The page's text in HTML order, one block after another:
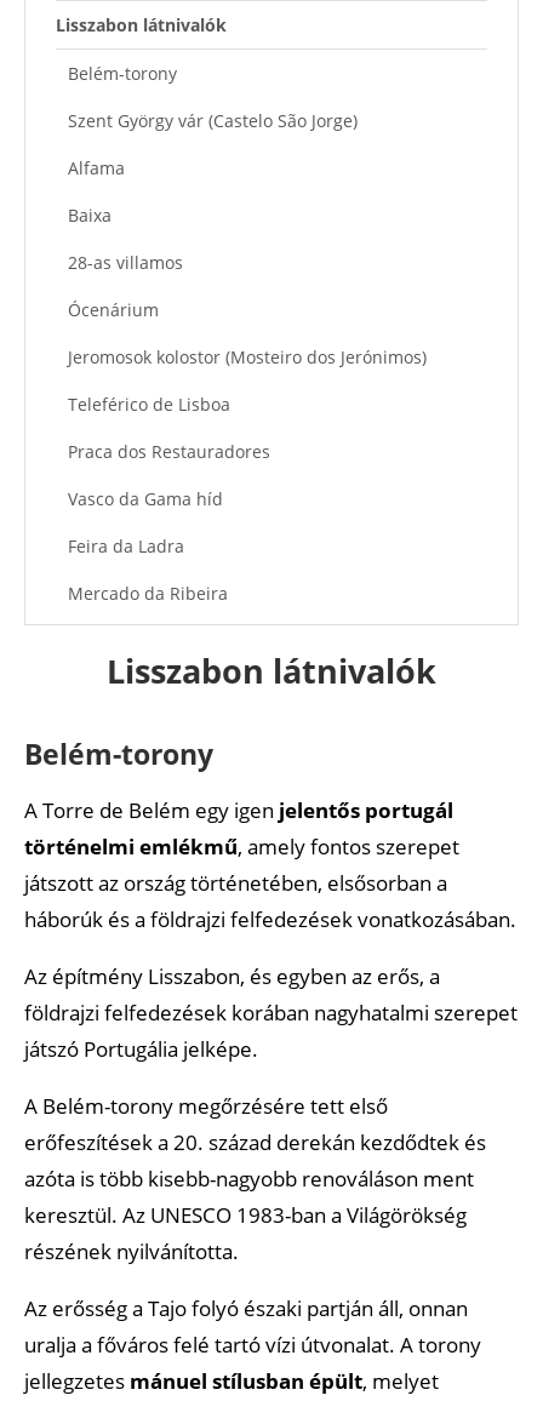
Lisszabon látnivalók
Belém-torony
Szent György vár (Castelo São Jorge)
Alfama
Baixa
28-as villamos
Ócenárium
Jeromosok kolostor (Mosteiro dos Jerónimos)
Teleférico de Lisboa
Praca dos Restauradores
Vasco da Gama híd
Feira da Ladra
Mercado da Ribeira
Elevador de Santa Justa
Miradouro de Sao Pedro
VII. Eduardo Park (Parque Eduardo VII)
Krisztus király szobor (Santuário de Cristo Rei)
Lisszabon környéki látnivalók
Sintra
Estoril
Időjárás
Letölthető és interaktív térképek
Videó
Ajánlott cikkek
Lisszabon látnivalók
Belém-torony
A Torre de Belém egy igen jelentős portugál
történelmi emlékmű, amely fontos szerepet
játszott az ország történetében, elsősorban a
háborúk és a földrajzi felfedezések vonatkozásában.
Az építmény Lisszabon, és egyben az erős, a
földrajzi felfedezések korában nagyhatalmi szerepet
játszó Portugália jelképe.
A Belém-torony megőrzésére tett első
erőfeszítések a 20. század derekán kezdődtek és
azóta is több kisebb-nagyobb renováláson ment
keresztül. Az UNESCO 1983-ban a Világörökség
részének nyilvánította.
Az erősség a Tajo folyó északi partján áll, onnan
uralja a főváros felé tartó vízi útvonalat. A torony
jellegzetes mánuel stílusban épült, melyet